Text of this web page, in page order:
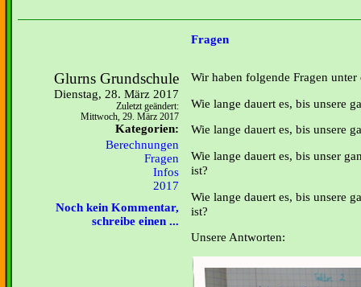
Fragen
Glurns Grundschule
Dienstag, 28. März 2017
Zuletzt geändert:
Mittwoch, 29. März 2017
Kategorien:
Berechnungen
Fragen
Infos
2017
Noch kein Kommentar,
schreibe einen ...
Wir haben folgende Fragen
Wie lange dauert es, bis unsere
Wie lange dauert es, bis unsere
Wie lange dauert es, bis unser
ist?
Wie lange dauert es, bis unsere
ist?
Unsere Antworten: